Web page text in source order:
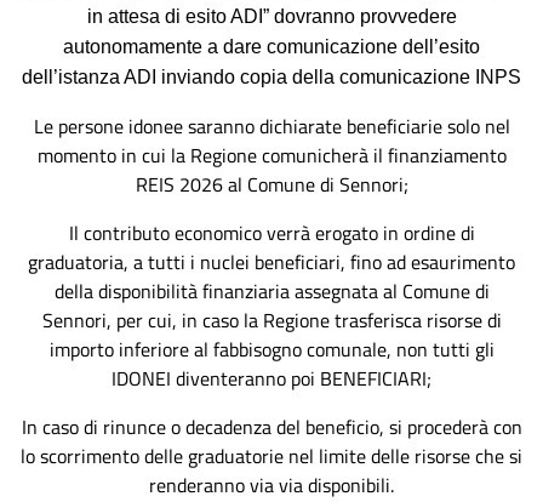
in attesa di esito ADI” dovranno provvedere
autonomamente a dare comunicazione dell’esito
dell’istanza ADI inviando copia della comunicazione INPS
Le persone idonee saranno dichiarate beneficiarie solo nel
momento in cui la Regione comunicherà il finanziamento
REIS 2026 al Comune di Sennori;
Il contributo economico verrà erogato in ordine di
graduatoria, a tutti i nuclei beneficiari, fino ad esaurimento
della disponibilità finanziaria assegnata al Comune di
Sennori, per cui, in caso la Regione trasferisca risorse di
importo inferiore al fabbisogno comunale, non tutti gli
IDONEI diventeranno poi BENEFICIARI;
In caso di rinunce o decadenza del beneficio, si procederà con
lo scorrimento delle graduatorie nel limite delle risorse che si
renderanno via via disponibili.